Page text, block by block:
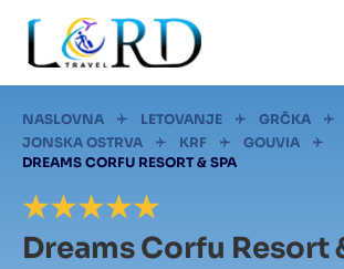
main
content
Mrvice
NASLOVNA LETOVANJE
GRČKA
JONSKA OSTRVA
KRF
GOUVIA
DREAMS CORFU RESORT & SPA
Dreams Corfu Resort